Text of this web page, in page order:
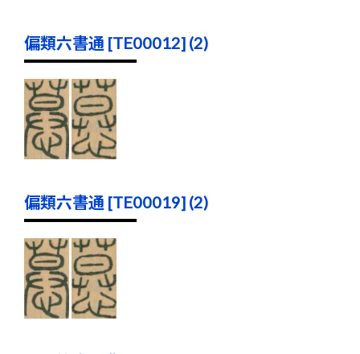
偏類六書通 [TE00012] (2)
偏類六書通 [TE00019] (2)